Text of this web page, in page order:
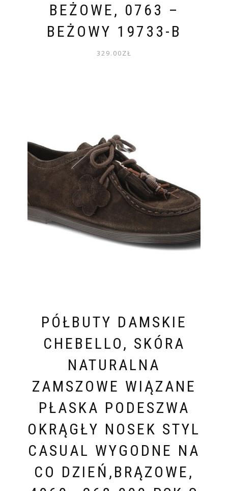
BEŻOWE, 0763 –
BEŻOWY 19733-B
329.00ZŁ
PÓŁBUTY DAMSKIE
CHEBELLO, SKÓRA
NATURALNA
ZAMSZOWE WIĄZANE
PŁASKA PODESZWA
OKRĄGŁY NOSEK STYL
CASUAL WYGODNE NA
CO DZIEŃ,BRĄZOWE,